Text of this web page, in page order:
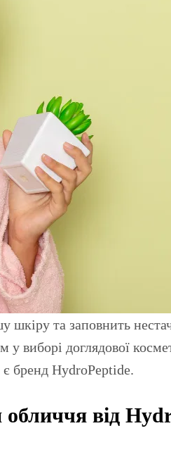
виборі доглядової
є бренд HydroPeptide.
від